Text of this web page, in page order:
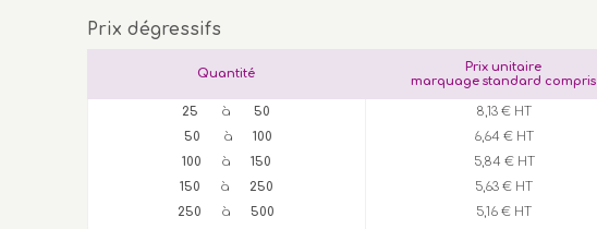
Prix dégressifs
Quantité
Prix unitaire
marquage standard compris
25 à50
8,13 € HT
50 à 100
6,64 € HT
100 à 150
5,84 € HT
150 à 250
5,63 € HT
250 à500
5,16 € HT